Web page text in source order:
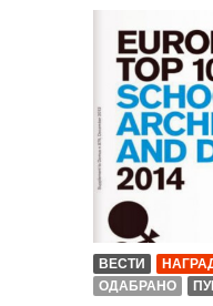
ВЕСТИ
ОДАБРАНО